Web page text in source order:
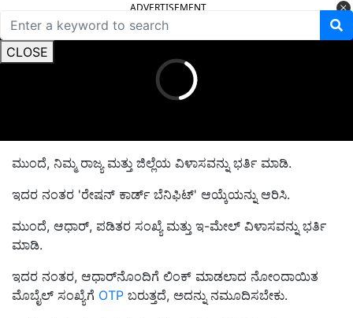
CLOSE
ADVERTISEMENT
ಮುಂದೆ, ನಿಮ್ಮ ರಾಜ್ಯ ಮತ್ತು ಜಿಲ್ಲೆಯ ವಿಳಾಸವನ್ನು ಭರ್ತಿ ಮಾಡಿ.
ಇದರ ನಂತರ 'ರೇಷನ್ ಕಾರ್ಡ್ ಬೆನಿಫಿಟ್' ಆಯ್ಕೆಯನ್ನು ಆರಿಸಿ.
ಮುಂದೆ, ಆಧಾರ್, ಪಡಿತರ ಸಂಖ್ಯೆ ಮತ್ತು ಇ-ಮೇಲ್ ವಿಳಾಸವನ್ನು ಭರ್ತಿ
ಮಾಡಿ.
ಇದರ ನಂತರ, ಆಧಾರ್‌ನೊಂದಿಗೆ ಲಿಂಕ್ ಮಾಡಲಾದ ನೋಂದಾಯಿತ
ಮೊಬೈಲ್ ಸಂಖ್ಯೆಗೆ OTP ಬರುತ್ತದೆ, ಅದನ್ನು ನಮೂದಿಸಬೇಕು.